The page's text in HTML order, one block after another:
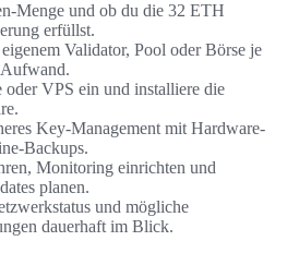
Menge und ob du die 32 ETH
erfüllst.
Validator, Pool oder Börse je
oder VPS ein und installiere die
Key-Management mit Hardware-
Backups.
Monitoring einrichten und
planen.
und mögliche
dauerhaft im Blick.